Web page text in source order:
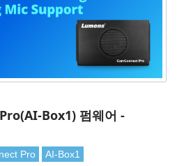
Box1) 펌웨어 -
Pro AI-Box1